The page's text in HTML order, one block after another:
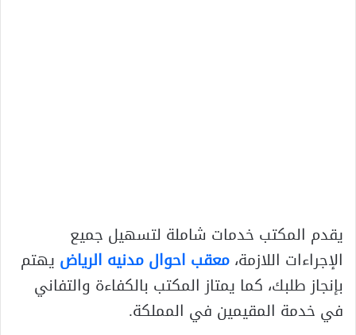
يقدم المكتب خدمات شاملة لتسهيل جميع
الإجراءات اللازمة،معقب احوال مدنيه الرياض يهتم
بإنجاز طلبك، كما يمتاز المكتب بالكفاءة والتفاني
في خدمة المقيمين في المملكة.